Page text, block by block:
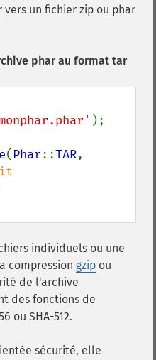
un fichier zip ou phar
phar au format tar
);
( Phar::TAR
individuels ou une
compression gzip ou
de l'archive
des fonctions de
ou SHA-512.
sécurité, elle